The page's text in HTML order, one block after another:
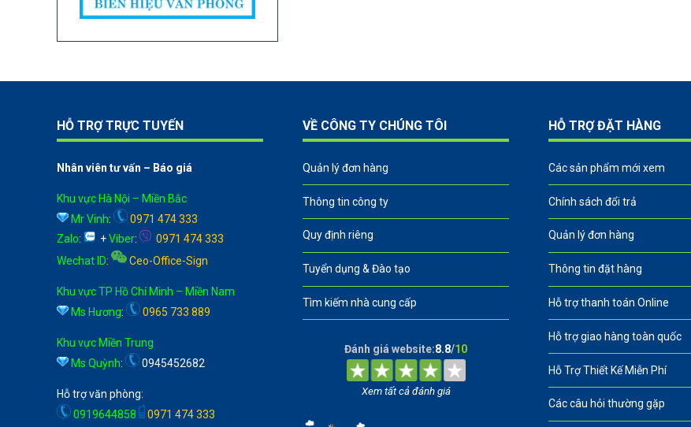
HỖ TRỢ TRỰC TUYẾN
Nhân viên tư vấn – Báo giá
Khu vực Hà Nội – Miền Bắc
Mr Vinh:
0971 474 333
Zalo: +Viber:
0971 474 333
Wechat ID: Ceo-Office-Sign
Khu vực TP Hồ Chí Minh – Miền Nam
Ms Hương: 0965 733 889
Khu vực Miền Trung
Ms Quỳnh: 0945452682
Hỗ trợ văn phòng:
0919644858
0971 474 333
VỀ CÔNG TY CHÚNG TÔI
Quản lý đơn hàng
Thông tin công ty
Quy định riêng
Tuyển dụng & Đào tạo
Tìm kiếm nhà cung cấp
Đánh giá website:8.8/10
Xem tất cả đánh giá
HỖ TRỢ ĐẶT HÀNG
Các sản phẩm mới xem
Chính sách đổi trả
Quản lý đơn hàng
Thông tin đặt hàng
Hỗ trợ thanh toán Online
Hỗ trợ giao hàng toàn quốc
Hỗ Trợ Thiết Kế Miễn Phí
Các câu hỏi thường gặp